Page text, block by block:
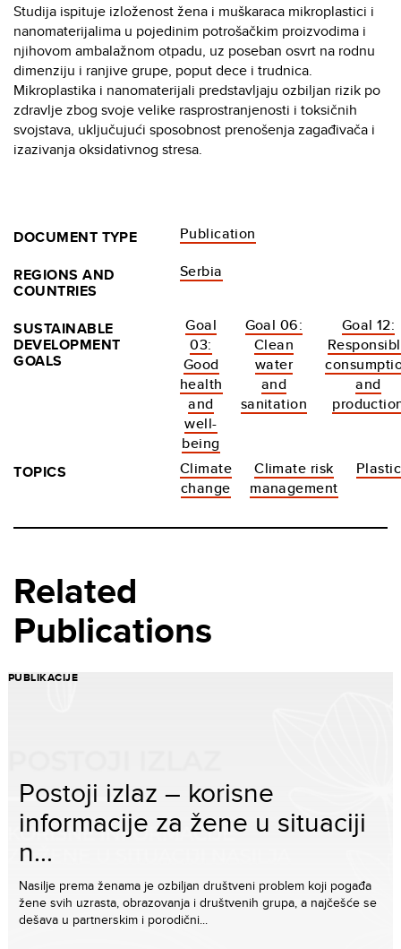
Studija ispituje izloženost žena i muškaraca mikroplastici i
nanomaterijalima u pojedinim potrošačkim proizvodima i
njihovom ambalažnom otpadu, uz poseban osvrt na rodnu
dimenziju i ranjive grupe, poput dece i trudnica.
Mikroplastika i nanomaterijali predstavljaju ozbiljan rizik po
zdravlje zbog svoje velike rasprostranjenosti i toksičnih
svojstava, uključujući sposobnost prenošenja zagađivača i
izazivanja oksidativnog stresa.
DOCUMENT TYPE
Publication
REGIONS AND
COUNTRIES
Serbia
SUSTAINABLE
DEVELOPMENT
GOALS
Goal
03:
Good
health
and
well-
being
Goal 06:
Clean
water
and
sanitation
Goal 12:
and
TOPICS
Climate
change
Climate risk
management
Related
Publications
PUBLIKACIJE
Postoji izlaz – korisne
informacije za žene u situaciji
n...
Nasilje prema ženama je ozbiljan društveni problem koji pogađa
žene svih uzrasta, obrazovanja i društvenih grupa, a najčešće se
dešava u partnerskim i porodični...